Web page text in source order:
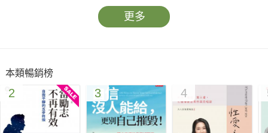
性格來掌控的。這個世界上有很多的高效能人士和失敗者，高效
能人士之所以成功，不是因為他們的命運特別好，而是因為他們
★☆★☆★☆★☆★☆本書特色★☆★☆★☆★☆★☆
【紙上談兵人人都會，怎麼做到真正開朗？】
更多
本類暢銷榜
2 3 4